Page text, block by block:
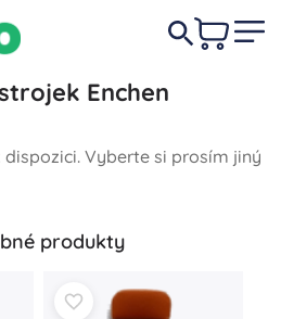
Enchen
Vyberte si prosím jiný
produkty